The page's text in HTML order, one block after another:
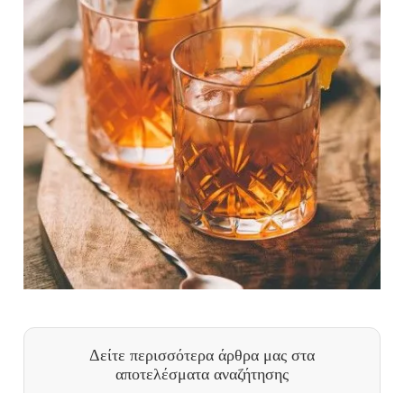
Δείτε περισσότερα άρθρα μας στα
αποτελέσματα αναζήτησης